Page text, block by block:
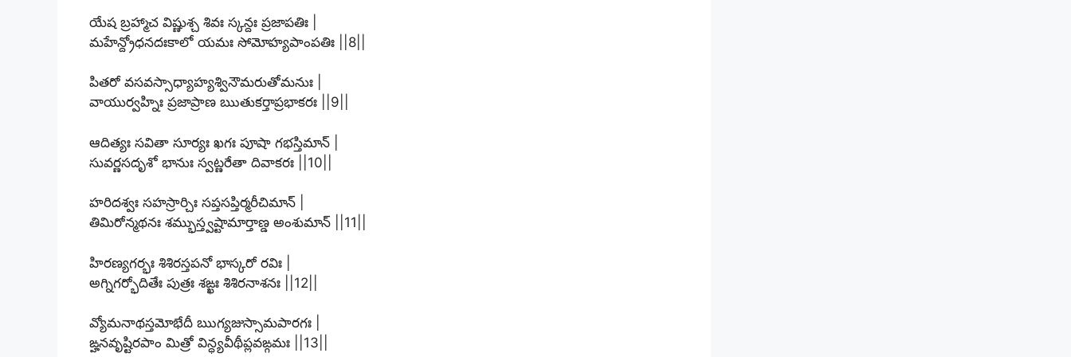
యేష బ్రహ్మాచ విష్ణుశ్చ శివః స్కన్దః ప్రజాపతిః |
మహేన్ద్రోధనదఃకాలో యమః సోమోహ్యపాంపతిః ||8||
పితరో వసవస్సాధ్యాహ్యశ్వినౌమరుతోమనుః |
వాయుర్వహ్నిః ప్రజాప్రాణ ఋతుకర్తాప్రభాకరః ||9||
ఆదిత్యః సవితా సూర్యః ఖగః పూషా గభస్తిమాన్ |
సువర్ణసదృశో భానుః స్వట్ణరేతా దివాకరః ||10||
హరిదశ్వః సహస్రార్చిః సప్తసప్తిర్మరీచిమాన్ |
తిమిరోన్మథనః శమ్భుస్త్వష్టామార్తాణ్డ అంశుమాన్ ||11||
హిరణ్యగర్భః శిశిరస్తపనో భాస్కరో రవిః |
అగ్నిగర్భోదితేః పుత్రః శఙ్ఖః శిశిరనాశనః ||12||
వ్యోమనాథస్తమోభేదీ ఋగ్యజుస్సామపారగః |
ఙ్హనవృష్టిరపాం మిత్రో విన్ధ్యవీథీప్లవఙ్గమః ||13||